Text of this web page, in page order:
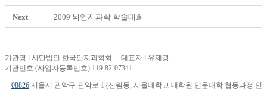
Next 2009 뇌인지과학 학술대회
기관명 l 사단법인 한국인지과학회 대표자 l 유제광
기관번호 (사업자등록번호) 119-82-07341
08826 서울시 관악구 관악로 1 (신림동, 서울대학교 대학원 인문대학 협동과정 인